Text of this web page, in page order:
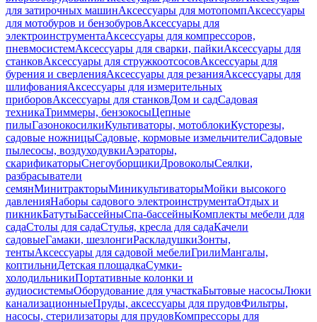
для затирочных машинАксессуары для мотопомпАксессуары
для мотобуров и бензобуровАксессуары для
электроинструментаАксессуары для компрессоров,
пневмосистемАксессуары для сварки, пайкиАксессуары для
станковАксессуары для стружкоотсосовАксессуары для
бурения и сверленияАксессуары для резанияАксессуары для
шлифованияАксессуары для измерительных
приборовАксессуары для станковДом и садСадовая
техникаТриммеры, бензокосыЦепные
пилыГазонокосилкиКультиваторы, мотоблокиКусторезы,
садовые ножницыСадовые, кормовые измельчителиСадовые
пылесосы, воздуходувкиАэраторы,
скарификаторыСнегоуборщикиДровоколыСеялки,
разбрасыватели
семянМинитракторыМиникультиваторыМойки высокого
давленияНаборы садового электроинструментаОтдых и
пикникБатутыБассейныСпа-бассейныКомплекты мебели для
садаСтолы для садаСтулья, кресла для садаКачели
садовыеГамаки, шезлонгиРаскладушкиЗонты,
тентыАксессуары для садовой мебелиГрилиМангалы,
коптильниДетская площадкаСумки-
холодильникиПортативные колонки и
аудиосистемыОборудование для участкаБытовые насосыЛюки
канализационныеПруды, аксессуары для прудовФильтры,
насосы, стерилизаторы для прудовКомпрессоры для